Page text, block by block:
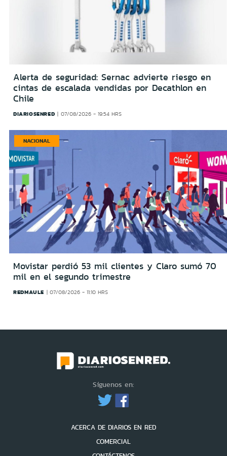
Alerta de seguridad: Sernac advierte riesgo en
cintas de escalada vendidas por Decathlon en
Chile
DIARIOSENRED 07/08/2026 - 19:54 HRS
NACIONAL
Movistar perdió 53 mil clientes y Claro sumó 70
mil en el segundo trimestre
REDMAULE 07/08/2026 - 11:10 HRS
Síguenos en:
ACERCA DE DIARIOS EN RED
COMERCIAL